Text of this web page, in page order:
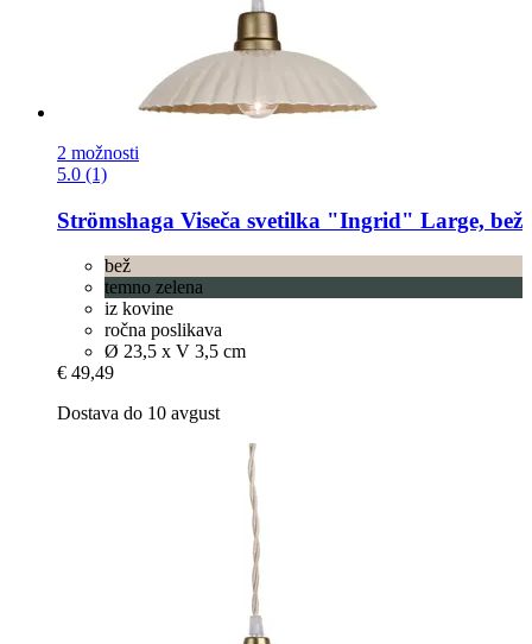
2 možnosti
5.0 (1)
Strömshaga Viseča svetilka "Ingrid" Large, bež
bež
temno zelena
iz kovine
ročna poslikava
Ø 23,5 x V 3,5 cm
€ 49,49
Dostava do 10 avgust